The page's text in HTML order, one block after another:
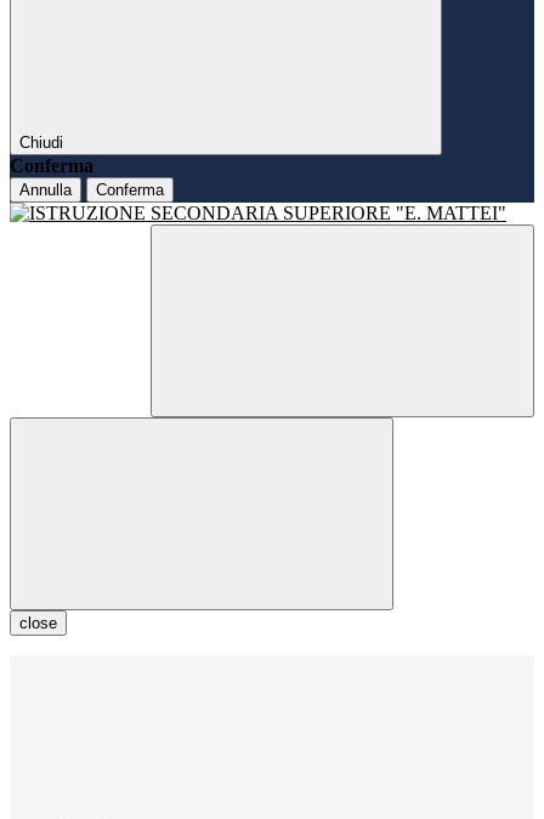
Chiudi
Conferma
Annulla Conferma
close